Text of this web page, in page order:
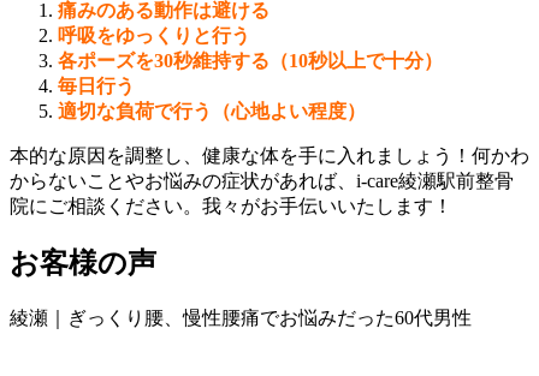
痛みのある動作は避ける
呼吸をゆっくりと行う
各ポーズを30秒維持する（10秒以上で十分）
毎日行う
適切な負荷で行う（心地よい程度）
本的な原因を調整し、健康な体を手に入れましょう！何かわ
からないことやお悩みの症状があれば、i-care綾瀬駅前整骨
院にご相談ください。我々がお手伝いいたします！
お客様の声
綾瀬｜ぎっくり腰、慢性腰痛でお悩みだった60代男性